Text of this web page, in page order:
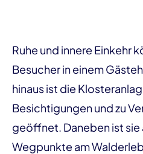
Ruhe und innere Einkehr
Besucher in einem
hinaus ist die
Besichtigungen und zu
geöffnet. Daneben ist sie
Wegpunkte am